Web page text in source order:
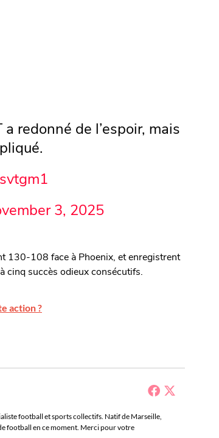
redonné de l’espoir, mais
3, 2025
130-108 face à Phoenix, et enregistrent
cinq succès odieux consécutifs.
action ?
football et sports collectifs. Natif de Marseille,
football en ce moment. Merci pour votre